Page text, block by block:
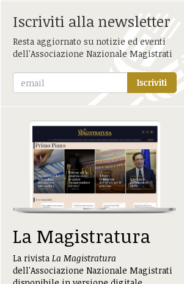
Iscriviti alla newsletter
Resta aggiornato su notizie ed eventi
dell'Associazione Nazionale Magistrati
Iscriviti
La Magistratura
La rivistaLa Magistratura
dell'Associazione Nazionale Magistrati